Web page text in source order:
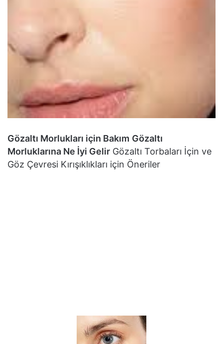
Gözaltı Morlukları için Bakım Gözaltı
Morluklarına Ne İyi Gelir Gözaltı Torbaları İçin ve
Göz Çevresi Kırışıklıkları için Öneriler